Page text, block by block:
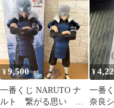
ュア
¥9,500
一番くじ NARUTO ナ
ルト 繋がる思い B
¥
一番
奈良